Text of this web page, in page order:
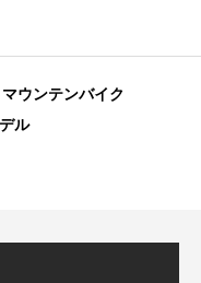
ウンテンバイク
ル